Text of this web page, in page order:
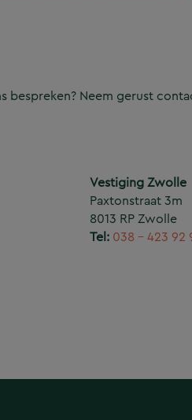
Neem gerust
Vestiging Zwolle
Paxtonstraat 3m
8013 RP Zwolle
Tel: 038 – 423 92